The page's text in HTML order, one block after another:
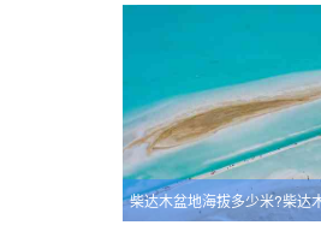
柴达木盆地海拔多少米?柴达